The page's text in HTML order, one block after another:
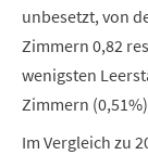
unbesetzt, von
Zimmern 0,82
wenigsten
Zimmern
Im Vergleich zu